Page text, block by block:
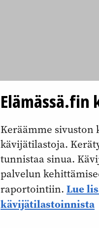
Keräämme sivuston
kävijätilastoja.
tunnistaa sinua.
palvelun
raportointiin. Lue
kävijätilastoinnista